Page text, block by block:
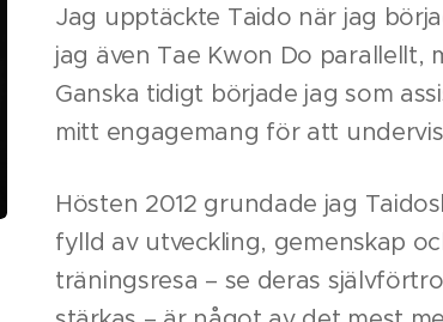
Jag upptäckte Taido när jag
jag även Tae Kwon Do parallellt,
Ganska tidigt började jag som
mitt engagemang för att
Hösten 2012 grundade jag
fylld av utveckling, gemenskap
träningsresa – se deras